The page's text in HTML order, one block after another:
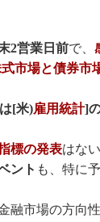
2営業日前で、
市場と債券市
[米)雇用統計]
標の発表はない
ント も、特に
融市場の方向